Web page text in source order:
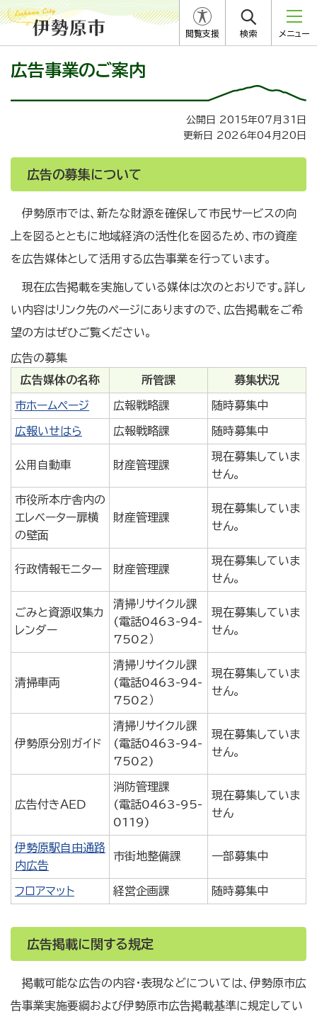
閲覧支援 検索 メニュー
広告事業のご案内
公開日 2015年07月31日
更新日 2026年04月20日
広告の募集について
伊勢原市では、新たな財源を確保して市民サービスの向
上を図るとともに地域経済の活性化を図るため、市の資産
を広告媒体として活用する広告事業を行っています。
現在広告掲載を実施している媒体は次のとおりです。詳し
い内容はリンク先のページにありますので、広告掲載をご希
望の方はぜひご覧ください。
広告の募集
広告媒体の名称
所管課 募集状況
市ホームページ 広報戦略課 随時募集中
広報いせはら 広報戦略課 随時募集中
公用自動車 財産管理課
現在募集していま
せん。
市役所本庁舎内の
エレベーター扉横
の壁面
財産管理課
現在募集していま
せん。
行政情報モニター 財産管理課
現在募集していま
せん。
ごみと資源収集カ
レンダー
清掃リサイクル課
(電話0463-94-
7502）
現在募集していま
せん。
清掃車両
清掃リサイクル課
(電話0463-94-
7502）
現在募集していま
せん。
伊勢原分別ガイド
清掃リサイクル課
(電話0463-94-
7502)
現在募集していま
せん。
広告付きＡＥＤ
消防管理課
(電話0463-95-
0119)
現在募集していま
せん
伊勢原駅自由通路
内広告
市街地整備課 一部募集中
フロアマット 経営企画課 随時募集中
広告掲載に関する規定
掲載可能な広告の内容・表現などについては、伊勢原市広
告事業実施要綱および伊勢原市広告掲載基準に規定してい